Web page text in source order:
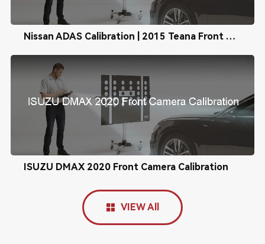
Nissan ADAS Calibration | 2015 Teana Front Camera Calibration
ISUZU DMAX 2020 Front Camera Calibration
VIEW All